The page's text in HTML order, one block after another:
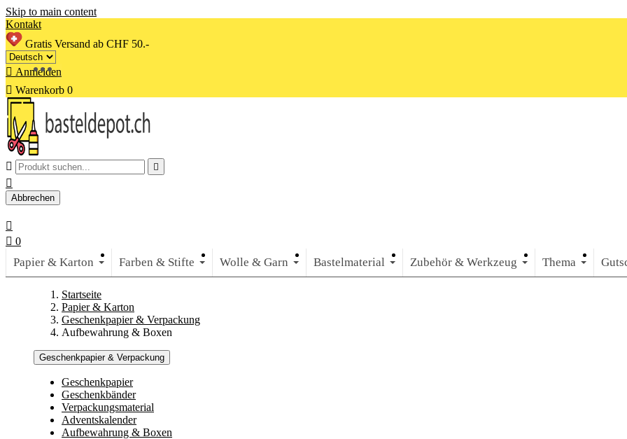
Skip to main content
Kontakt
Gratis Versand ab CHF 50.-
 Anmelden
 Warenkorb 0
 

Abbrechen

 0
Papier & Karton Farben & Stifte Wolle & Garn Bastelmaterial Zubehör & Werkzeug Thema
Startseite
Papier & Karton
Geschenkpapier & Verpackung
Aufbewahrung & Boxen
Geschenkpapier & Verpackung
Geschenkpapier
Geschenkbänder
Verpackungsmaterial
Adventskalender
Aufbewahrung & Boxen